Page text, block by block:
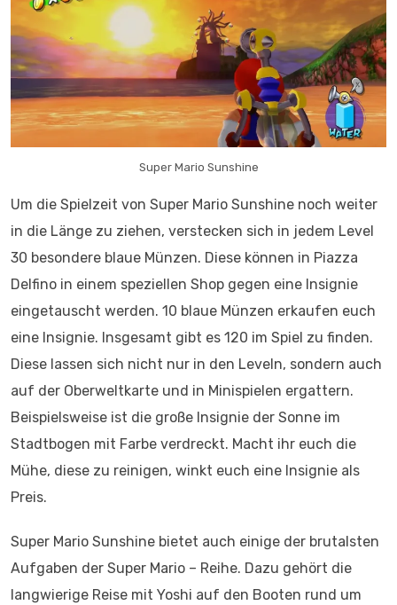
Super Mario Sunshine
Um die Spielzeit von Super Mario Sunshine noch weiter
in die Länge zu ziehen, verstecken sich in jedem Level
30 besondere blaue Münzen. Diese können in Piazza
Delfino in einem speziellen Shop gegen eine Insignie
eingetauscht werden. 10 blaue Münzen erkaufen euch
eine Insignie. Insgesamt gibt es 120 im Spiel zu finden.
Diese lassen sich nicht nur in den Leveln, sondern auch
auf der Oberweltkarte und in Minispielen ergattern.
Beispielsweise ist die große Insignie der Sonne im
Stadtbogen mit Farbe verdreckt. Macht ihr euch die
Mühe, diese zu reinigen, winkt euch eine Insignie als
Preis.
Super Mario Sunshine bietet auch einige der brutalsten
Aufgaben der Super Mario – Reihe. Dazu gehört die
langwierige Reise mit Yoshi auf den Booten rund um